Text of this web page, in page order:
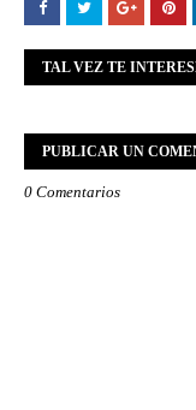
TAL VEZ TE
PUBLICAR UN
0 Comentarios